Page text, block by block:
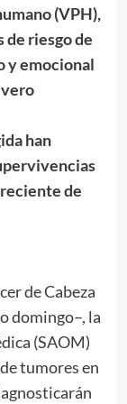
(VPH),
riesgo de
y emocional
han
de
de Cabeza
domingo–, la
(SAOM)
tumores en